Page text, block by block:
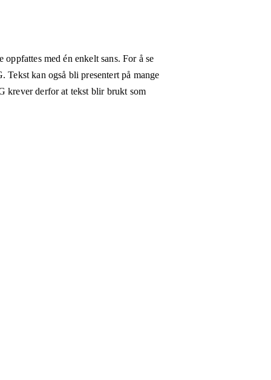
med én enkelt sans. For å se
kan også bli presentert på mange
krever derfor at tekst blir brukt som